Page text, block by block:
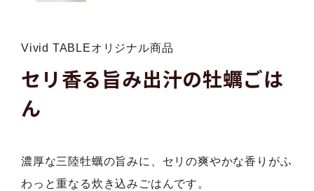
Vivid TABLEオリジナル商品
セリ香る旨み出汁の牡蠣ごは
ん
濃厚な三陸牡蠣の旨みに、セリの爽やかな香りがふ
わっと重なる炊き込みごはんです。